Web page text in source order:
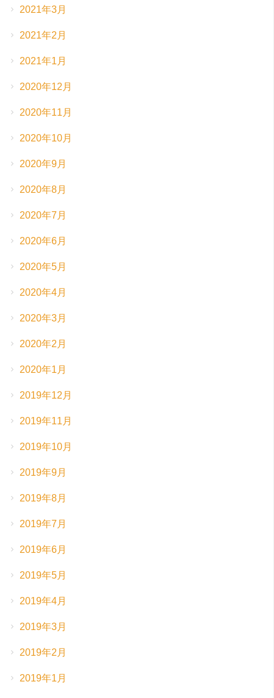
2021年3月
2021年2月
2021年1月
2020年12月
2020年11月
2020年10月
2020年9月
2020年8月
2020年7月
2020年6月
2020年5月
2020年4月
2020年3月
2020年2月
2020年1月
2019年12月
2019年11月
2019年10月
2019年9月
2019年8月
2019年7月
2019年6月
2019年5月
2019年4月
2019年3月
2019年2月
2019年1月